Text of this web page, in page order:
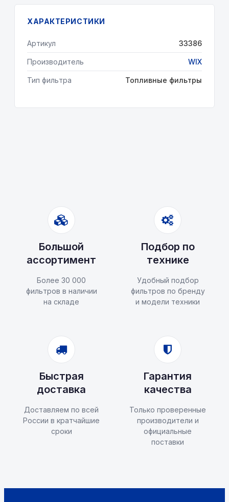
ХАРАКТЕРИСТИКИ
Артикул 33386
Производитель WIX
Тип фильтра Топливные фильтры
Большой
ассортимент
Более 30 000
фильтров в наличии
на складе
Подбор по
технике
Удобный подбор
фильтров по бренду
и модели техники
Быстрая
доставка
Доставляем по всей
России в кратчайшие
сроки
Гарантия
качества
Только проверенные
производители и
официальные
поставки